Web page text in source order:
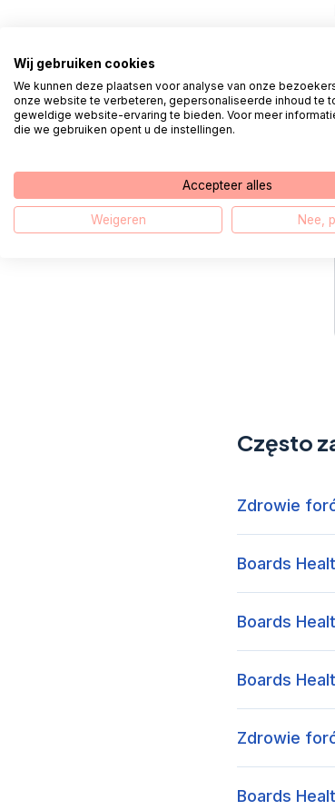
Często
Zdrowie
Boards
Boards
Boards
Zdrowie
Boards
Wij gebruiken cookies
We kunnen deze plaatsen voor analyse van onze
onze website te verbeteren, gepersonaliseerde inhoud te
geweldige website-ervaring te bieden. Voor meer
die we gebruiken opent u de instellingen.
Accepteer alles
Weigeren Nee,